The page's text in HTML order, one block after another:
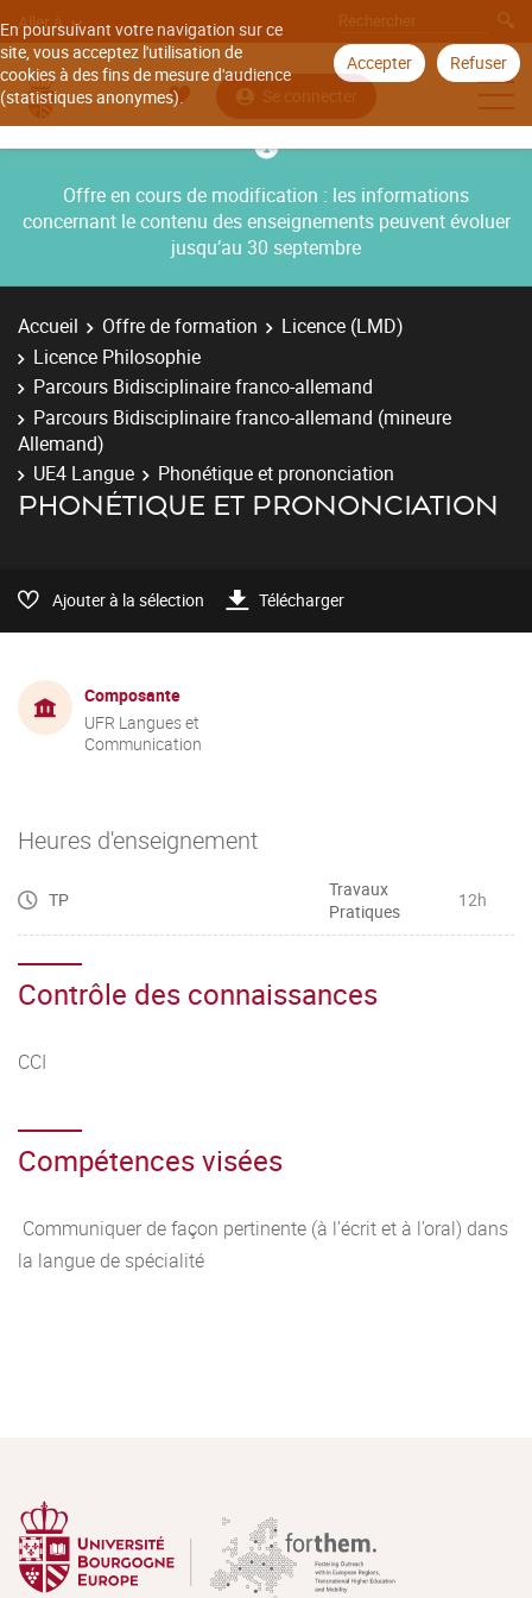
En poursuivant votre navigation sur ce
site, vous acceptez l'utilisation de
cookies à des fins de mesure d'audience
(statistiques anonymes).
Accepter Refuser
Aller à
Se connecter
Offre en cours de modification : les informations
concernant le contenu des enseignements peuvent évoluer
jusqu’au 30 septembre
Accueil Offre de formation
Licence (LMD)
Licence Philosophie
Parcours Bidisciplinaire franco-allemand
Parcours Bidisciplinaire franco-allemand (mineure
Allemand)
UE4 Langue
Phonétique et prononciation
PHONÉTIQUE ET PRONONCIATION
Ajouter à la sélection Télécharger
Composante
UFR Langues et
Communication
Heures d'enseignement
TP
Travaux
Pratiques
12h
Contrôle des connaissances
CCI
Compétences visées
Communiquer de façon pertinente (à l’écrit et à l’oral) dans
la langue de spécialité